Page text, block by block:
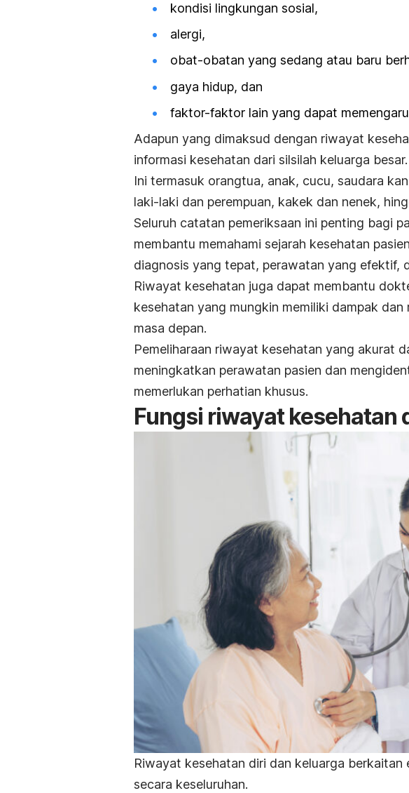
kondisi lingkungan sosial,
alergi,
obat-obatan yang sedang atau baru
gaya hidup, dan
faktor-faktor lain yang dapat
Adapun yang dimaksud dengan riwayat
informasi kesehatan dari silsilah keluarga besar.
Ini termasuk orangtua, anak, cucu, saudara
laki-laki dan perempuan, kakek dan nenek,
Seluruh catatan pemeriksaan ini penting bagi
membantu memahami sejarah kesehatan
diagnosis yang tepat, perawatan yang efektif,
Riwayat kesehatan juga dapat membantu
kesehatan yang mungkin memiliki dampak
masa depan.
Pemeliharaan riwayat kesehatan yang akurat
meningkatkan perawatan pasien dan
memerlukan perhatian khusus.
Fungsi riwayat kesehatan
Riwayat kesehatan diri dan keluarga
secara keseluruhan.